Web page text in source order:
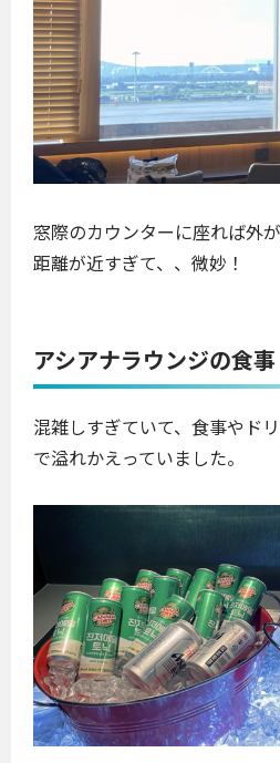
窓際のカウンターに座れば外
距離が近すぎて、、微妙！
アシアナラウンジの食
混雑しすぎていて、食事やド
で溢れかえっていました。